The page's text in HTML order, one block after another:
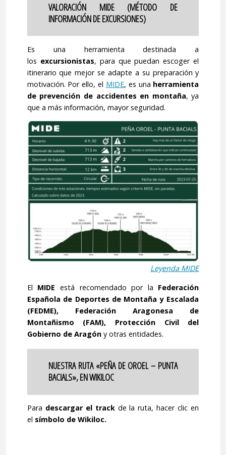
VALORACIÓN MIDE (MÉTODO DE
INFORMACIÓN DE EXCURSIONES)
Es una herramienta destinada a
los excursionistas, para que puedan escoger el
itinerario que mejor se adapte a su preparación y
motivación. Por ello, el MIDE, es una herramienta
de prevención de accidentes en montaña, ya
que a más información, mayor seguridad.
Leyenda MIDE
El MIDE está recomendado por la Federación
Española de Deportes de Montaña y Escalada
(FEDME), Federación Aragonesa de
Montañismo (FAM), Protección Civil del
Gobierno de Aragóny otras entidades.
NUESTRA RUTA «PEÑA DE OROEL – PUNTA
BACIALS», EN WIKILOC
Para descargar el track de la ruta, hacer clic en
el símbolo de Wikiloc.